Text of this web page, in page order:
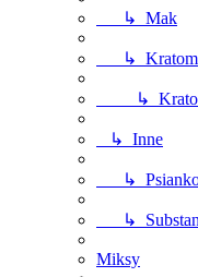
↳ Mak
↳ Kratom
↳ Kratom
↳ Inne
↳
↳
Miksy